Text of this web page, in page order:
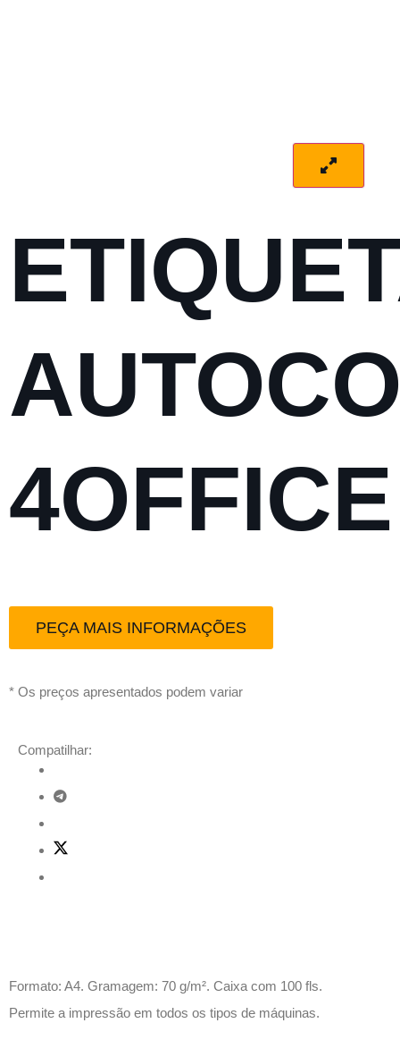
4OFFICE
PEÇA MAIS INFORMAÇÕES
* Os preços apresentados podem variar
Compatilhar:
Formato: A4. Gramagem: 70 g/m². Caixa com 100 fls.
Permite a impressão em todos os tipos de máquinas.